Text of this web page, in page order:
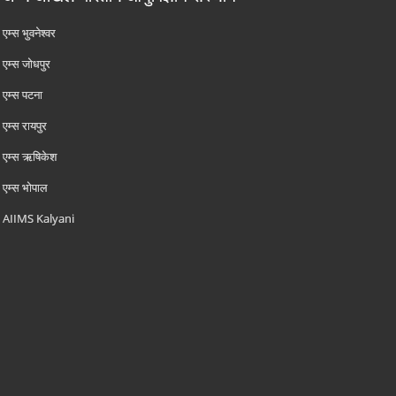
एम्‍स भुवनेश्वर
एम्‍स जोधपुर
एम्‍स पटना
एम्‍स रायपुर
एम्‍स ऋषिकेश
एम्‍स भोपाल
AIIMS Kalyani